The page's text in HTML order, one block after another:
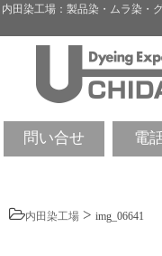
内田染工場：製品染・ムラ染・
問い合せ 電
内田染工場 > img_06641